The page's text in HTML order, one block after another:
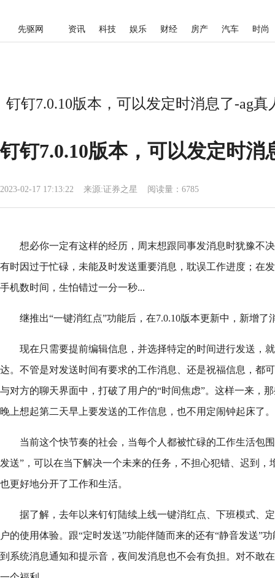
先驱网 资讯 科技 娱乐 财经 房产 汽车 时尚
钉钉7.0.10版本，可以发定时消息了-ag真
钉钉7.0.10版本，可以发定时消
2023-02-17 17:13:22 来源:证券之星 阅读量：6785
想必你一定有这样的经历，周末想跟同事发消息时犹豫不
有时因过于忙碌，未能及时发送重要消息，耽误工作进度；在
手机数时间，生怕错过一分一秒...
继推出“一键消红点”功能后，在7.0.10版本更新中，新增了
现在只需要提前编辑信息，并选择特定的时间进行发送，
达。不管是对发送时间有要求的工作消息、还是祝福信息，都
与对方的聊天界面中，打破了用户的“时间焦虑”。这样一来，
晚上想起第二天早上要发送的工作信息，也不用定闹钟起床了。
当前这个快节奏的社会，当每个人都被忙碌的工作生活包
发送”，可以在当下解决一个未来的任务，不担心犯错、迟到，
也更好地分开了工作和生活。
据了解，去年以来钉钉陆续上线一键消红点、下班模式、
户的使用体验。跟“定时发送”功能伴随而来的还有“静音发送”
到系统消息通知和提示音，夜间发消息也不会有负担。对不敢